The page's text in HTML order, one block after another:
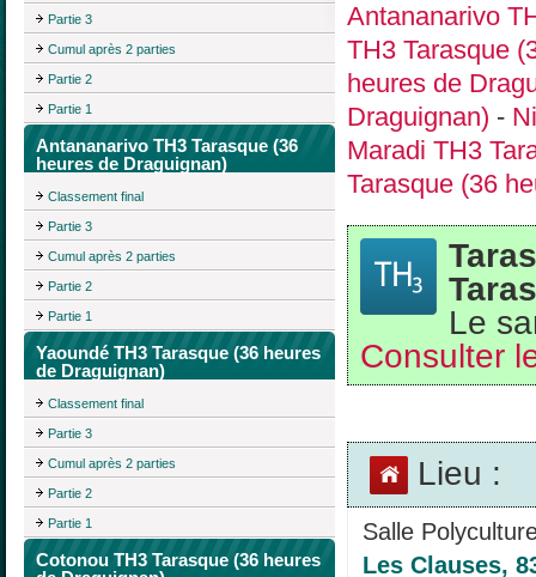
Partie 3
Cumul après 2 parties
Partie 2
Partie 1
Antananarivo TH3 Tarasque (36
heures de Draguignan)
Classement final
Partie 3
Cumul après 2 parties
Partie 2
Partie 1
Yaoundé TH3 Tarasque (36 heures
de Draguignan)
Classement final
Partie 3
Cumul après 2 parties
Partie 2
Partie 1
Cotonou TH3 Tarasque (36 heures
Antananarivo
TH3 Tarasque
heures de
Draguignan) -
Maradi TH3
Tarasque (36
Le
Consulter
Lieu :
Salle
Les Clauses,